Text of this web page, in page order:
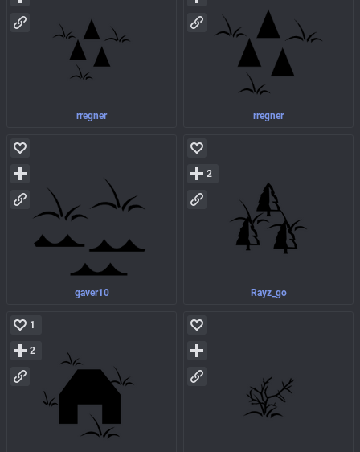
rregner rregner
gaver10 Rayz_go
2
1
2